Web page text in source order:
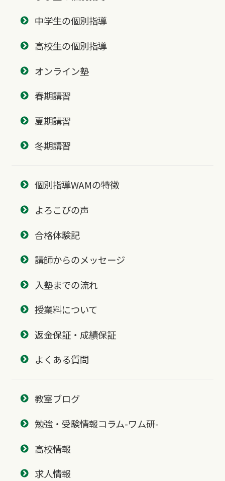
中学生の個別指導
高校生の個別指導
オンライン塾
春期講習
夏期講習
冬期講習
個別指導WAMの特徴
よろこびの声
合格体験記
講師からのメッセージ
入塾までの流れ
授業料について
返金保証・成績保証
よくある質問
教室ブログ
勉強・受験情報コラム-ワム研-
高校情報
求人情報